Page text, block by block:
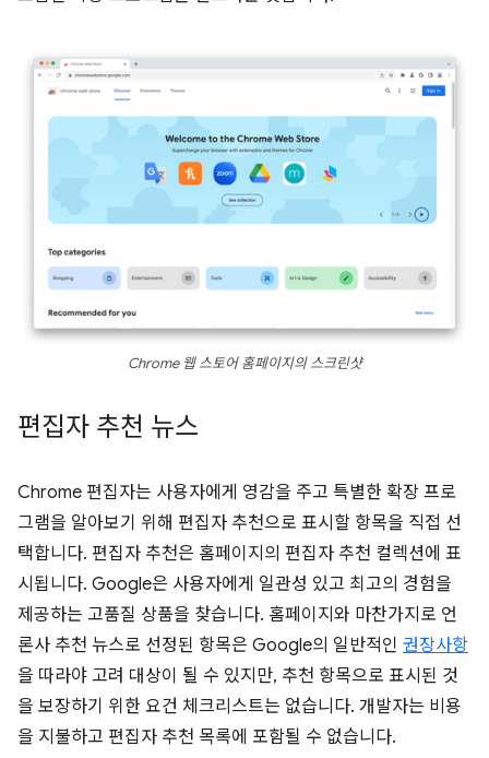
Chrome 웹 스토어 홈페이지의 스크린샷
편집자 추천 뉴스
Chrome 편집자는 사용자에게 영감을 주고 특별한 확장 프로
그램을 알아보기 위해 편집자 추천으로 표시할 항목을 직접 선
택합니다. 편집자 추천은 홈페이지의 편집자 추천 컬렉션에 표
시됩니다. Google은 사용자에게 일관성 있고 최고의 경험을
제공하는 고품질 상품을 찾습니다. 홈페이지와 마찬가지로 언
론사 추천 뉴스로 선정된 항목은 Google의 일반적인 권장사항
을 따라야 고려 대상이 될 수 있지만, 추천 항목으로 표시된 것
을 보장하기 위한 요건 체크리스트는 없습니다. 개발자는 비용
을 지불하고 편집자 추천 목록에 포함될 수 없습니다.